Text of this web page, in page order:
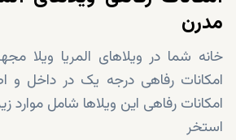
مدرن
خانه شما در ویلاهای المریا ویلا
امکانات رفاهی درجه یک در داخل و
امکانات رفاهی این ویلاها شامل موارد
استخر